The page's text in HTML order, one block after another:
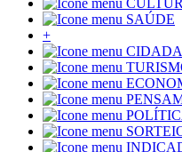
SAÚDE
+